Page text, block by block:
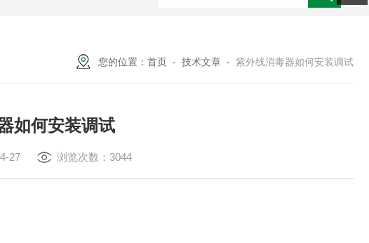
您的位置： 首页 - 技术文章 - 紫外线消毒器如何安装调试
如何安装调试
27 浏览次数：3044